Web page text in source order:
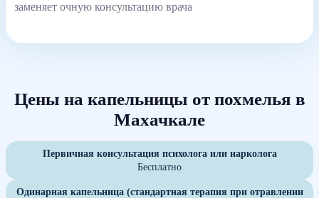
заменяет очную консультацию врача
Цены на капельницы от похмелья в
Махачкале
Первичная консультация психолога или нарколога
Бесплатно
Одинарная капельница (стандартная терапия при отравлении